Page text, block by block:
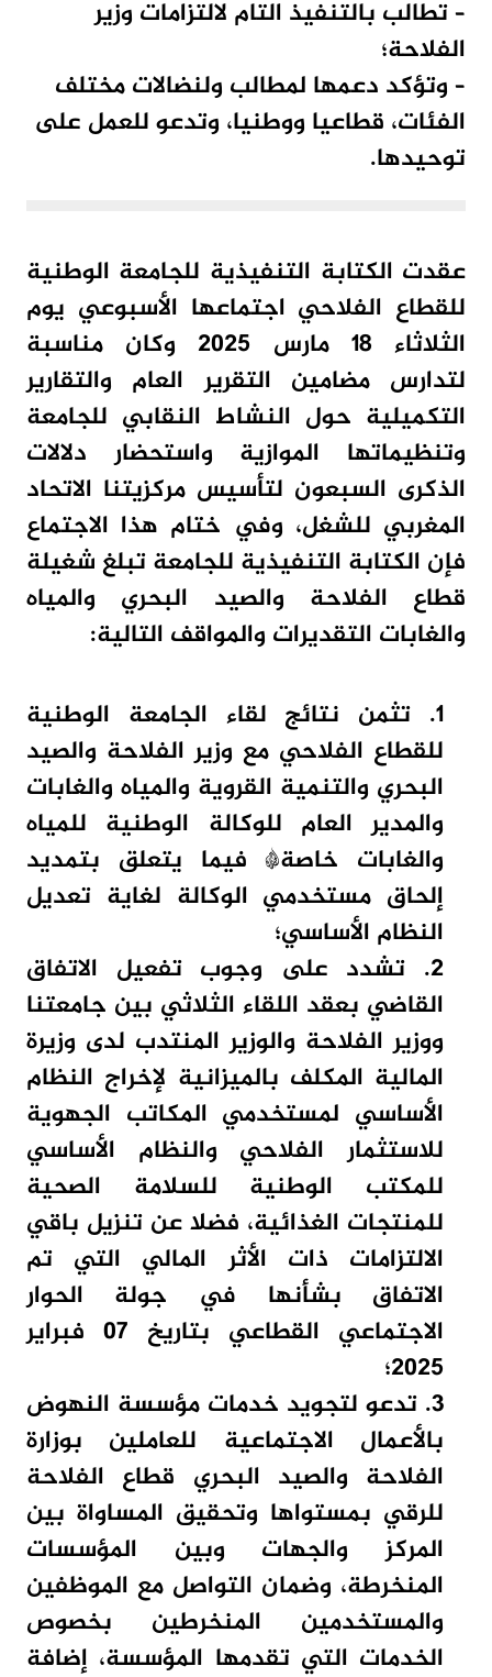
– تطالب بالتنفيذ التام لالتزامات وزير
الفلاحة؛
– وتؤكد دعمها لمطالب ولنضالات مختلف
الفئات، قطاعيا ووطنيا، وتدعو للعمل على
توحيدها.
عقدت الكتابة التنفيذية للجامعة الوطنية
للقطاع الفلاحي اجتماعها الأسبوعي يوم
الثلاثاء 18 مارس 2025 وكان مناسبة
لتدارس مضامين التقرير العام والتقارير
التكميلية حول النشاط النقابي للجامعة
وتنظيماتها الموازية واستحضار دلالات
الذكرى السبعون لتأسيس مركزيتنا الاتحاد
المغربي للشغل، وفي ختام هذا الاجتماع
فإن الكتابة التنفيذية للجامعة تبلغ شغيلة
قطاع الفلاحة والصيد البحري والمياه
والغابات التقديرات والمواقف التالية:
1. تثمن نتائج لقاء الجامعة الوطنية
للقطاع الفلاحي مع وزير الفلاحة والصيد
البحري والتنمية القروية والمياه والغابات
والمدير العام للوكالة الوطنية للمياه
والغابات خاصة* فيما يتعلق بتمديد
إلحاق مستخدمي الوكالة لغاية تعديل
النظام الأساسي؛
2. تشدد على وجوب تفعيل الاتفاق
القاضي بعقد اللقاء الثلاثي بين جامعتنا
ووزير الفلاحة والوزير المنتدب لدى وزيرة
المالية المكلف بالميزانية لإخراج النظام
الأساسي لمستخدمي المكاتب الجهوية
للاستثمار الفلاحي والنظام الأساسي
للمكتب الوطنية للسلامة الصحية
للمنتجات الغذائية، فضلا عن تنزيل باقي
الالتزامات ذات الأثر المالي التي تم
الاتفاق بشأنها في جولة الحوار
الاجتماعي القطاعي بتاريخ 07 فبراير
2025؛
3. تدعو لتجويد خدمات مؤسسة النهوض
بالأعمال الاجتماعية للعاملين بوزارة
الفلاحة والصيد البحري قطاع الفلاحة
للرقي بمستواها وتحقيق المساواة بين
المركز والجهات وبين المؤسسات
المنخرطة، وضمان التواصل مع الموظفين
والمستخدمين المنخرطين بخصوص
الخدمات التي تقدمها المؤسسة، إضافة